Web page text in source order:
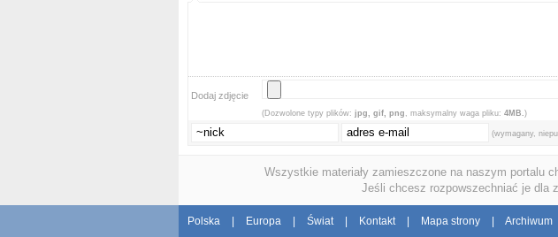
Dodaj zdjęcie
(Dozwolone typy plików: jpg, gif, png , maksymalny waga pliku: 4MB.)
(wymagany,
Wszystkie materiały zamieszczone na naszym portalu
Jeśli chcesz rozpowszechniać je dla
Polska Europa Świat Kontakt Mapa strony Archiwum